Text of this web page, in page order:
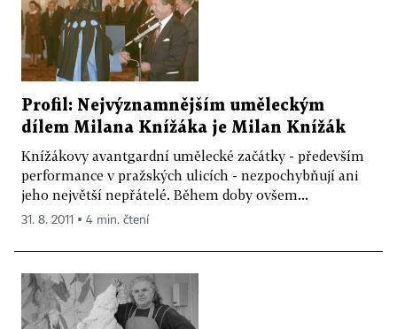
Profil: Nejvýznamnějším uměleckým
dílem Milana Knížáka je Milan Knížák
Knížákovy avantgardní umělecké začátky - především
performance v pražských ulicích - nezpochybňují ani
jeho největší nepřátelé. Během doby ovšem...
31. 8. 2011 ▪ 4 min. čtení